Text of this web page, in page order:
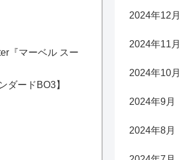
『マーベル スー
ダードBO3】
2024年12月
2024年11月
2024年10月
2024年9月
2024年8月